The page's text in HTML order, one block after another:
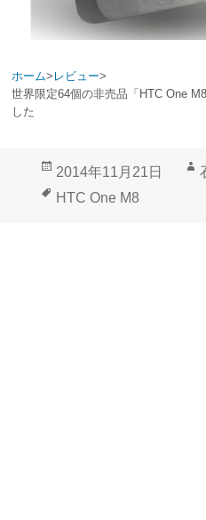
ホーム> レビュー>
世界限定64個の非売品「HTC One
した
投
稿
2014年11月21日
タ
HTC One M8